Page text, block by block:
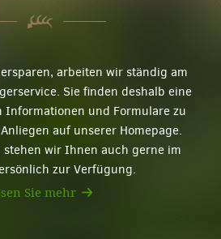
arbeiten wir ständig am
Sie finden deshalb eine
Informationen und Formulare zu
auf unserer Homepage.
wir Ihnen auch gerne im
zur Verfügung.
Sie mehr